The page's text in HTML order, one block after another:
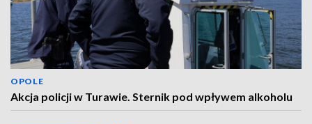
OPOLE
Akcja policji w Turawie. Sternik pod wpływem alkoholu